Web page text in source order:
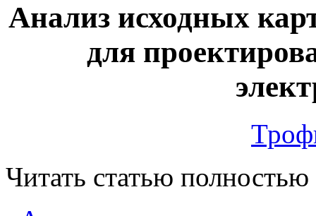
Анализ исходных
для
Читать статью полностью